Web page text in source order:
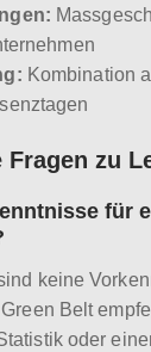
Kombination
zu
für
keine
Belt
oder